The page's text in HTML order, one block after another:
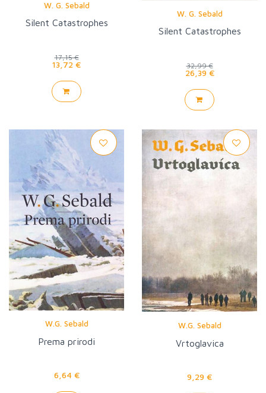
W. G. Sebald
Silent Catastrophes
17,15 €
13,72 €
W. G. Sebald
Silent Catastrophes
32,99 €
26,39 €
W.G. Sebald
Prema prirodi
6,64 €
W.G. Sebald
Vrtoglavica
9,29 €